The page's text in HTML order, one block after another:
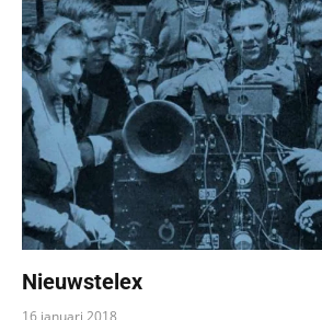
Nieuwstelex
16 januari 2018